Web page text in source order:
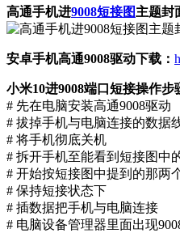
高通手机进9008短接图主题封
安卓手机高通9008驱动下载：
小米10进9008端口短接操作步
# 先在电脑安装高通9008驱动
# 拔掉手机与电脑连接的数据
# 将手机彻底关机
# 拆开手机至能看到短接图中
# 开始按短接图中提到的那两
# 保持短接状态下
# 插数据把手机与电脑连接
# 电脑设备管理器里面出现